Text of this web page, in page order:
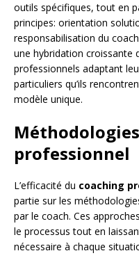
outils spécifiques, tout en
principes: orientation
responsabilisation du
une hybridation croissante
professionnels adaptant
particuliers qu’ils
modèle unique.
professionnel
L’efficacité du coaching
partie sur les
par le coach. Ces
le processus tout en
nécessaire à chaque